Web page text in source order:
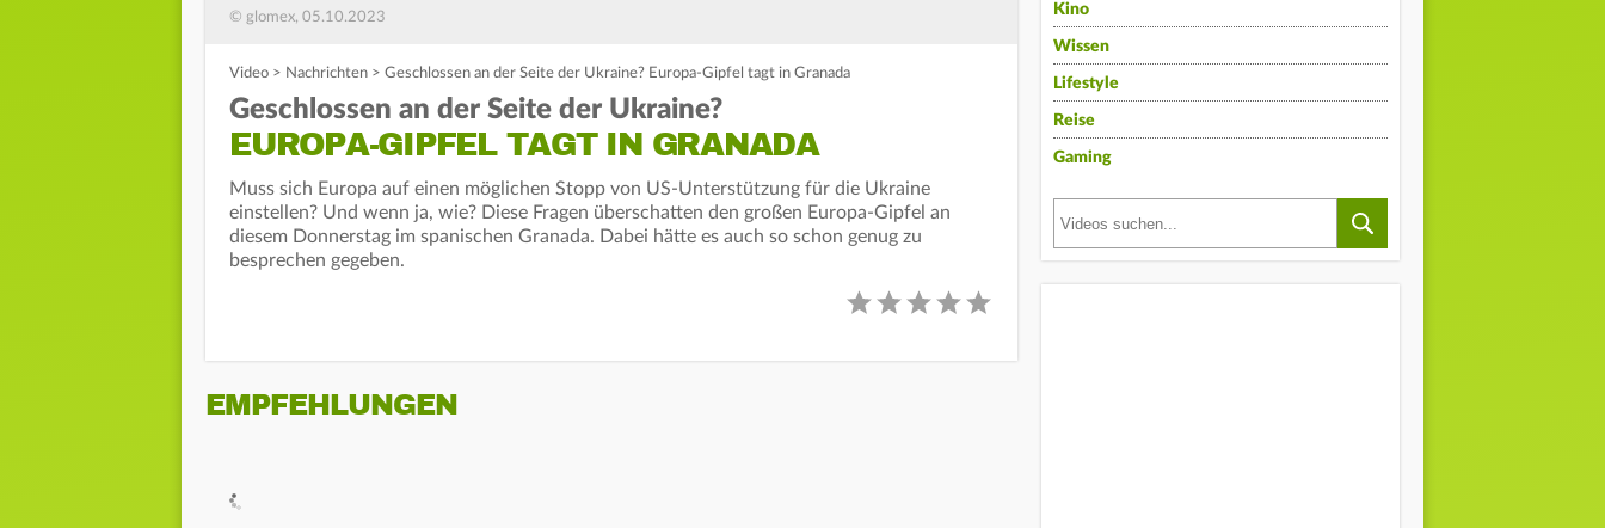
© glomex, 05.10.2023
Video > Nachrichten > Geschlossen an der Seite der Ukraine? Europa-Gipfel tagt in Granada
Geschlossen an der Seite der Ukraine?
EUROPA-GIPFEL TAGT IN GRANADA
Muss sich Europa auf einen möglichen Stopp von US-Unterstützung für die Ukraine
einstellen? Und wenn ja, wie? Diese Fragen überschatten den großen Europa-Gipfel an
diesem Donnerstag im spanischen Granada. Dabei hätte es auch so schon genug zu
besprechen gegeben.
EMPFEHLUNGEN
Kino
Wissen
Lifestyle
Reise
Gaming